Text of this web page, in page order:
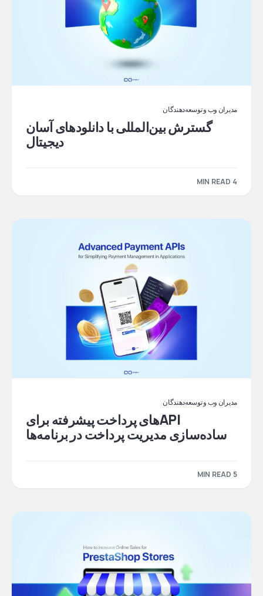
مدیران وب و توسعه‌دهندگان
گسترش بین‌المللی با دانلودهای آسان
دیجیتال
4 MIN READ
مدیران وب و توسعه‌دهندگان
APIهای پرداخت پیشرفته برای
ساده‌سازی مدیریت پرداخت در برنامه‌ها
5 MIN READ